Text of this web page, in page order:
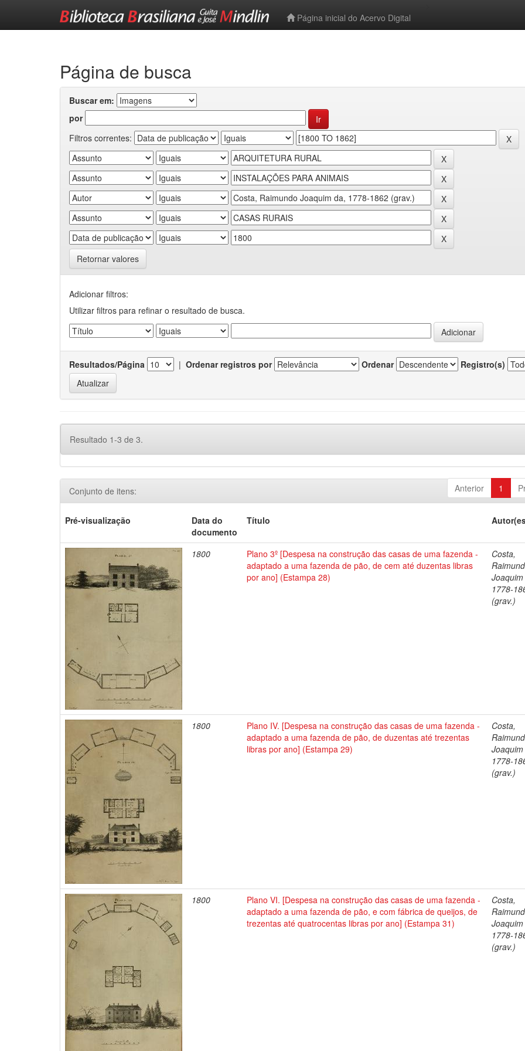
Página inicial do Acervo Digital
Página de busca
Buscar em:
por
Filtros correntes:
Retornar valores
Adicionar filtros:
Utilizar filtros para refinar o resultado de busca.
Resultados/Página | Ordenar registros por Ordenar Registro(s)
Resultado 1-3 de 3.
Anterior 1
Conjunto de itens:
Pré-visualização
Data do
documento
Título
1800
Plano 3º [Despesa na construção das casas de uma fazenda -
adaptado a uma fazenda de pão, de cem até duzentas libras
por ano] (Estampa 28)
Costa,
Joaquim
1778-
(grav.)
1800
Plano IV. [Despesa na construção das casas de uma fazenda -
adaptado a uma fazenda de pão, de duzentas até trezentas
libras por ano] (Estampa 29)
Costa,
Joaquim
1778-
(grav.)
1800
Plano VI. [Despesa na construção das casas de uma fazenda -
adaptado a uma fazenda de pão, e com fábrica de queijos, de
trezentas até quatrocentas libras por ano] (Estampa 31)
Costa,
Joaquim
1778-
(grav.)